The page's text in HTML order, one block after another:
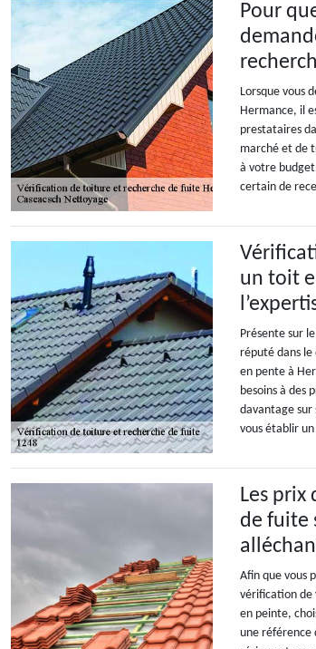
Pour
Lorsque vous
Hermance, il
prestataires
marché et de
à votre
certain de
un toit
Présente sur
réputé dans
en pente à
besoins à des
davantage sur
vous établir
Les
de fuite
Afin que vous
vérification
en peinte,
une référence